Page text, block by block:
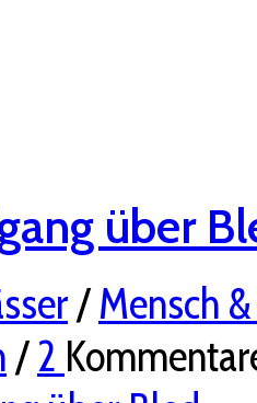
über
/Mensch
/2